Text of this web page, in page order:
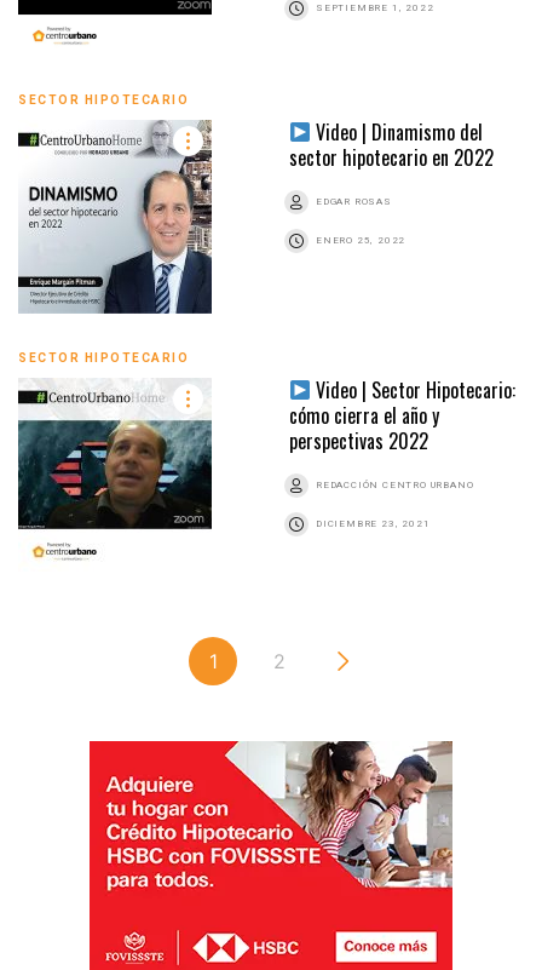
SEPTIEMBRE 1, 2022
SECTOR HIPOTECARIO
Video | Dinamismo del
sector hipotecario en 2022
EDGAR ROSAS
ENERO 25, 2022
SECTOR HIPOTECARIO
Video | Sector Hipotecario:
cómo cierra el año y
perspectivas 2022
REDACCIÓN CENTRO URBANO
DICIEMBRE 23, 2021
1 2